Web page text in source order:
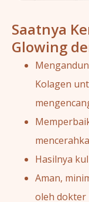
Saatnya
Glowing
Kolagen
Hasilnya
Aman,
oleh dokter